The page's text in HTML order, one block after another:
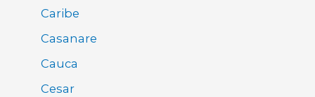
Caribe
Casanare
Cauca
Cesar